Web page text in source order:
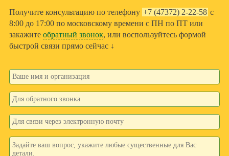
Получите консультацию по телефону +7 (47372) 2-22-58 с
8:00 до 17:00 по московскому времени с ПН по ПТ или
закажите обратный звонок, или воспользуйтесь формой
быстрой связи прямо сейчас ↓